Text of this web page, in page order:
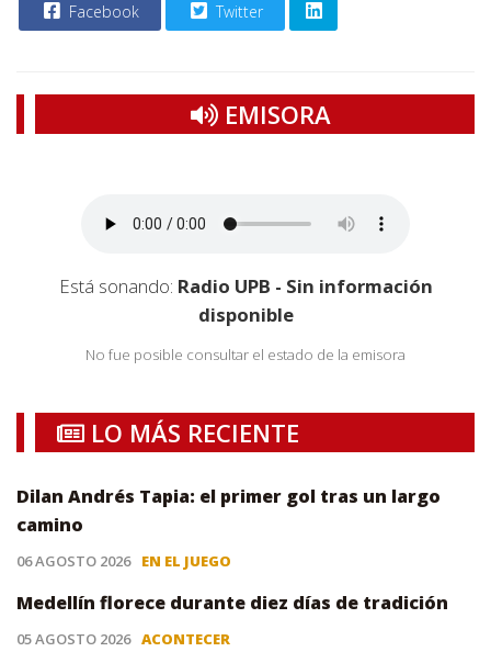
Facebook Twitter
EMISORA
Está sonando: Radio UPB - Sin información
disponible
No fue posible consultar el estado de la emisora
LO MÁS RECIENTE
Dilan Andrés Tapia: el primer gol tras un largo
camino
06 AGOSTO 2026 EN EL JUEGO
Medellín florece durante diez días de tradición
05 AGOSTO 2026 ACONTECER